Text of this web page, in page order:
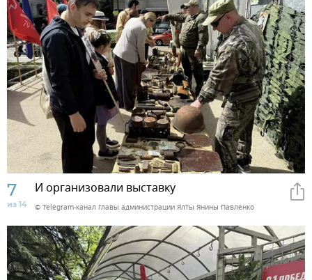
7
из 14
И организовали выставку
© Telegram-канал главы администрации Ялты Янины Павленко